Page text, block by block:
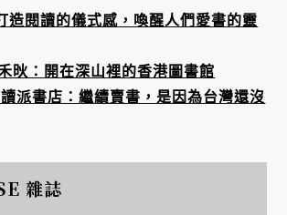
造閱讀的儀式感，喚醒人們愛書的靈
炚：開在深山裡的香港圖書館
派書店：繼續賣書，是因為台灣還沒
雜誌